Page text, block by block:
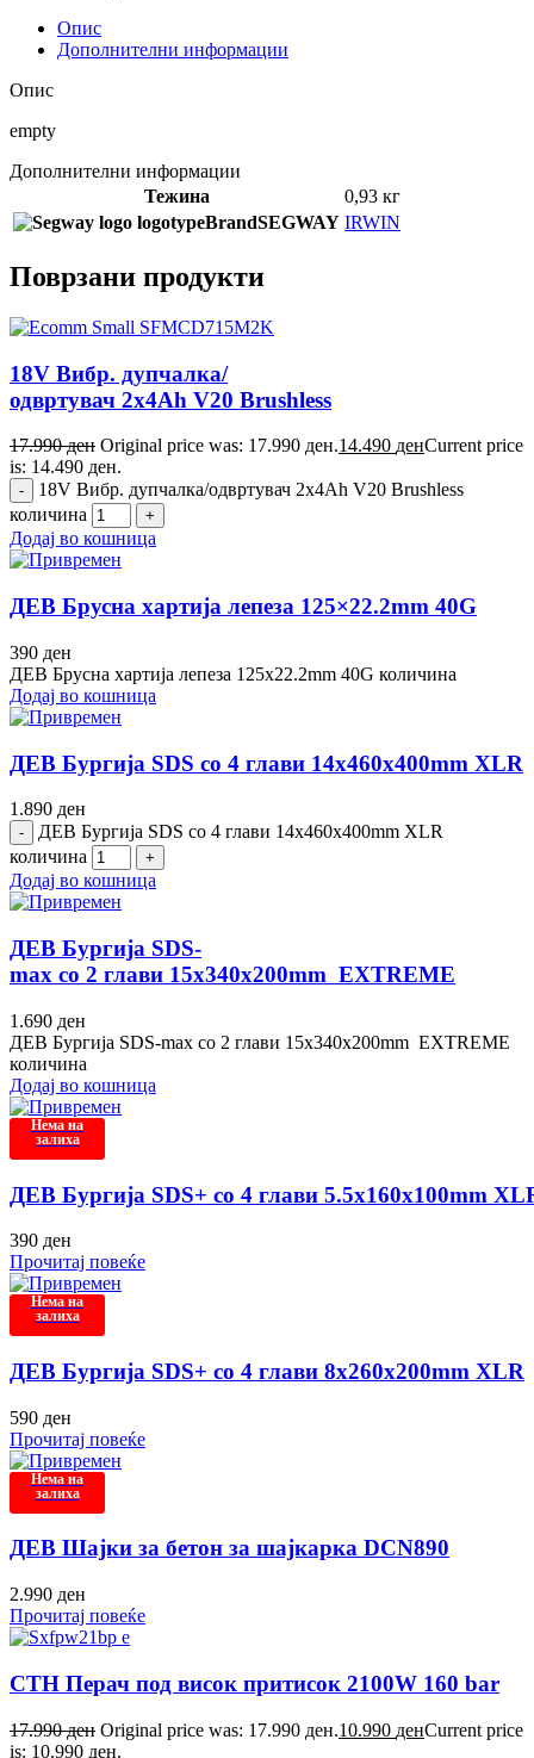
Опис
Дополнителни информации
Опис
empty
Дополнителни информации
Тежина
0,93 кг
BrandSEGWAY IRWIN
Поврзани продукти
18V Вибр. дупчалка/
одвртувач 2x4Ah V20 Brushless
17.990ден Original price was: 17.990 ден.14.490 денCurrent price
is: 14.490 ден.
18V Вибр. дупчалка/одвртувач 2x4Ah V20 Brushless
количина
Додај во кошница
ДЕВ Брусна хартија лепеза 125×22.2mm 40G
390 ден
ДЕВ Брусна хартија лепеза 125x22.2mm 40G количина
Додај во кошница
ДЕВ Бургија SDS со 4 глави 14x460x400mm XLR
1.890 ден
ДЕВ Бургија SDS со 4 глави 14x460x400mm XLR
количина
Додај во кошница
ДЕВ Бургија SDS-
max со 2 глави 15x340x200mm EXTREME
1.690 ден
ДЕВ Бургија SDS-max со 2 глави 15x340x200mm EXTREME
количина
Додај во кошница
Нема на
залиха
ДЕВ Бургија SDS+ со 4 глави 5.5x160x100mm
390 ден
Прочитај повеќе
Нема на
залиха
ДЕВ Бургија SDS+ со 4 глави 8x260x200mm XLR
590 ден
Прочитај повеќе
Нема на
залиха
ДЕВ Шајки за бетон за шајкарка DCN890
2.990 ден
Прочитај повеќе
СТН Перач под висок притисок 2100W 160 bar
17.990ден Original price was: 17.990 ден.10.990 денCurrent price
is: 10.990 ден.